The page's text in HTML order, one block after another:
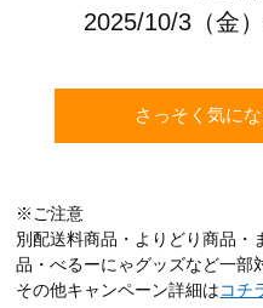
2025/10/3（金
さっそく気に
※ご注意
別配送料商品・よりどり商品・
品・べるーにゃグッズなど一部
その他キャンペーン詳細はコチ